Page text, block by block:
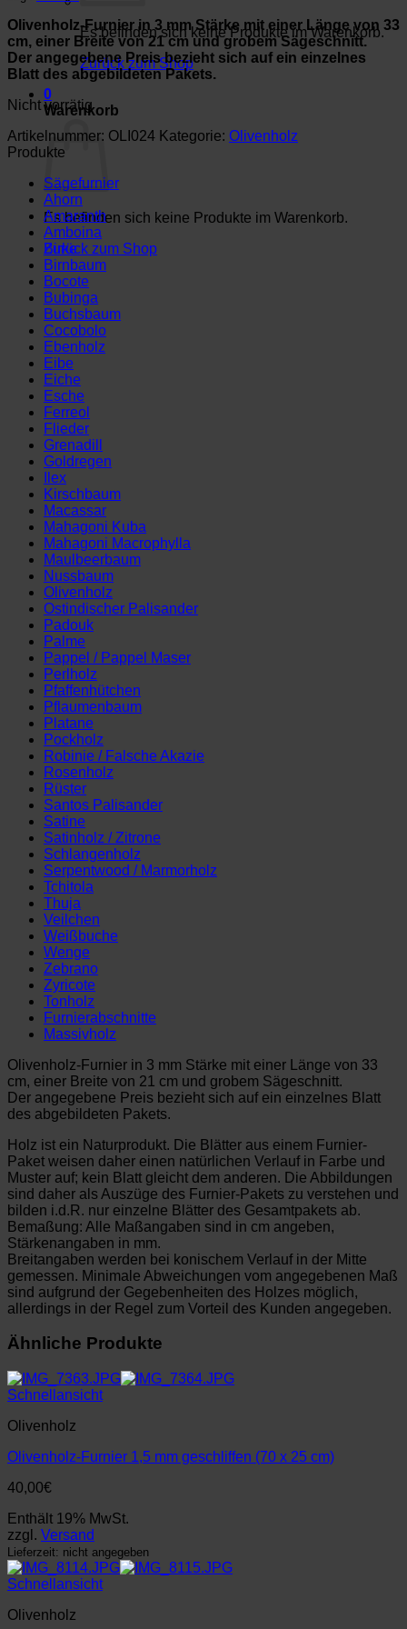
Es befinden sich keine Produkte im Warenkorb.
Zurück zum Shop
0
Warenkorb
Es befinden sich keine Produkte im Warenkorb.
Zurück zum Shop
Olivenholz-Furnier in 3 mm Stärke mit einer Länge von 33
cm, einer Breite von 21 cm und grobem Sägeschnitt.
Der angegebene Preis bezieht sich auf ein einzelnes
Blatt des abgebildeten Pakets.
Nicht vorrätig
Artikelnummer: OLI024 Kategorie: Olivenholz
Produkte
Sägefurnier
Ahorn
Amaranth
Amboina
Birke
Birnbaum
Bocote
Bubinga
Buchsbaum
Cocobolo
Ebenholz
Eibe
Eiche
Esche
Ferreol
Flieder
Grenadill
Goldregen
Ilex
Kirschbaum
Macassar
Mahagoni Kuba
Mahagoni Macrophylla
Maulbeerbaum
Nussbaum
Olivenholz
Ostindischer Palisander
Padouk
Palme
Pappel / Pappel Maser
Perlholz
Pfaffenhütchen
Pflaumenbaum
Platane
Pockholz
Robinie / Falsche Akazie
Rosenholz
Rüster
Santos Palisander
Satine
Satinholz / Zitrone
Schlangenholz
Serpentwood / Marmorholz
Tchitola
Thuja
Veilchen
Weißbuche
Wenge
Zebrano
Zyricote
Tonholz
Furnierabschnitte
Massivholz
Olivenholz-Furnier in 3 mm Stärke mit einer Länge von 33
cm, einer Breite von 21 cm und grobem Sägeschnitt.
Der angegebene Preis bezieht sich auf ein einzelnes Blatt
des abgebildeten Pakets.
Holz ist ein Naturprodukt. Die Blätter aus einem Furnier-
Paket weisen daher einen natürlichen Verlauf in Farbe und
Muster auf; kein Blatt gleicht dem anderen. Die Abbildungen
sind daher als Auszüge des Furnier-Pakets zu verstehen und
bilden i.d.R. nur einzelne Blätter des Gesamtpakets ab.
Bemaßung: Alle Maßangaben sind in cm angeben,
Stärkenangaben in mm.
Breitangaben werden bei konischem Verlauf in der Mitte
gemessen. Minimale Abweichungen vom angegebenen Maß
sind aufgrund der Gegebenheiten des Holzes möglich,
allerdings in der Regel zum Vorteil des Kunden angegeben.
Ähnliche Produkte
Schnellansicht
Olivenholz
Olivenholz-Furnier 1,5 mm geschliffen (70 x 25 cm)
40,00€
Enthält 19% MwSt.
zzgl. Versand
Lieferzeit: nicht angegeben
Schnellansicht
Olivenholz